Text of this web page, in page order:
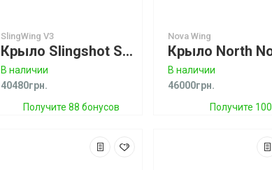
SlingWing V3
Крыло Slingshot SlingWing V3
В наличии
40480грн.
Получите 88 бонусов
Nova Wing
В наличии
46000грн.
Получите 100